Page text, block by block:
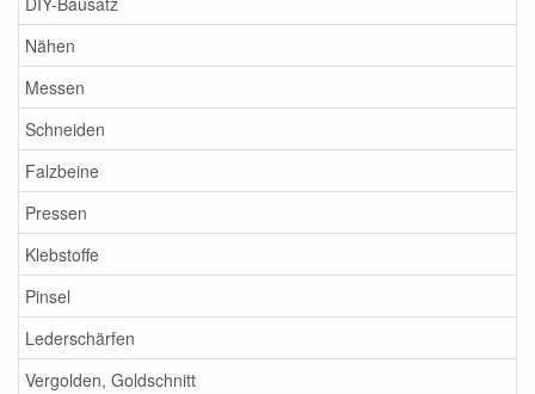
Nähen
Messen
Schneiden
Falzbeine
Pressen
Klebstoffe
Pinsel
Lederschärfen
Vergolden, Goldschnitt